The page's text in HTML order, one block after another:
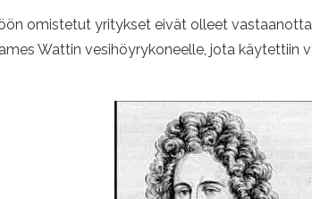
omistetut yritykset eivät olleet
Wattin vesihöyrykoneelle, jota